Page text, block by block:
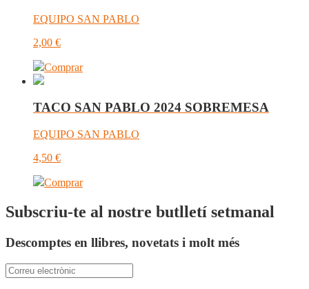
EQUIPO SAN PABLO
2,00 €
Comprar
TACO SAN PABLO 2024 SOBREMESA
EQUIPO SAN PABLO
4,50 €
Comprar
Subscriu-te al nostre butlletí setmanal
Descomptes en llibres, novetats i molt més